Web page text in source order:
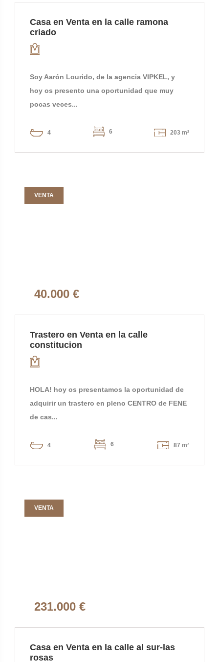
Casa en Venta en la calle ramona
criado
Soy Aarón Lourido, de la agencia VIPKEL, y
hoy os presento una oportunidad que muy
pocas veces...
4 6 203 m²
VENTA
40.000 €
Trastero en Venta en la calle
constitucion
HOLA! hoy os presentamos la oportunidad de
adquirir un trastero en pleno CENTRO de FENE
de cas...
4 6 87 m²
VENTA
231.000 €
Casa en Venta en la calle al sur-las
rosas